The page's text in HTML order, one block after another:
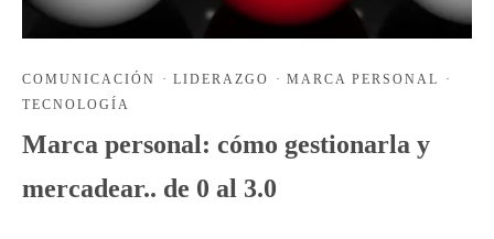
COMUNICACIÓN · LIDERAZGO · MARCA PERSONAL
·
TECNOLOGÍA
Marca personal: cómo gestionarla y
mercadear.. de 0 al 3.0